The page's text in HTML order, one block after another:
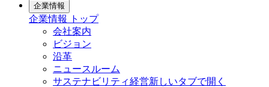
企業情報
企業情報
トップ
会社案内
ビジョン
沿革
ニュースルーム
サステナビリティ経営新しいタブで開く